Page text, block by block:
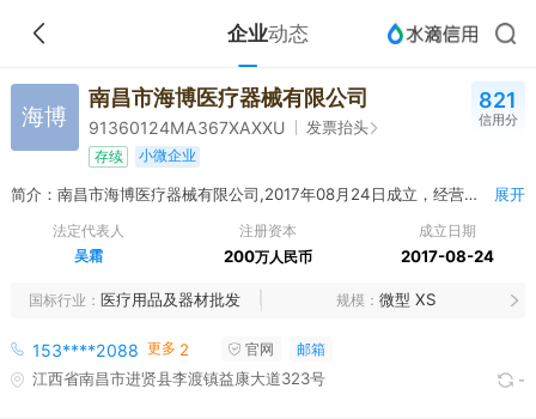
企业动态
海博
南昌市海博医疗器械有限公司
91360124MA367XAXXU 发票抬头
存续 小微企业
821
信用分
简介：南昌市海博医疗器械有限公司,2017年08月24日成立，经营范围包括医疗器械销售；医疗设备租赁与维护；计算机软件开发与维护；电子产品、文化用品、实验室设备、医用教学模型、机电产品、仪器仪表、服装、体育用品、康复训练设备销售（依法须经批准的项目,经相关部门批准后方可开展经营活动）。 展开
法定代表人
吴霜
注册资本
200万人民币
成立日期
2017-08-24
国标行业 医疗用品及器材批发 规模 微型 XS
153****2088 更多 2 官网 邮箱
江西省南昌市进贤县李渡镇益康大道323号 -